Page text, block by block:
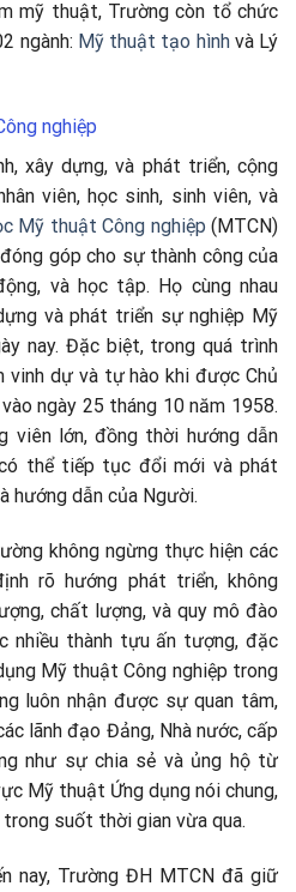
mỹ thuật, Trường còn tổ chức
ngành: Mỹ thuật tạo hìnhvà Lý
nghiệp
xây dựng, và phát triển, cộng
viên, học sinh, sinh viên, và
Mỹ thuật Công nghiệp (MTCN)
góp cho sự thành công của
và học tập. Họ cùng nhau
và phát triển sự nghiệp Mỹ
nay. Đặc biệt, trong quá trình
vinh dự và tự hào khi được Chủ
ngày 25 tháng 10 năm 1958.
viên lớn, đồng thời hướng dẫn
thể tiếp tục đổi mới và phát
hướng dẫn của Người.
không ngừng thực hiện các
rõ hướng phát triển, không
chất lượng, và quy mô đào
nhiều thành tựu ấn tượng, đặc
Mỹ thuật Công nghiệp trong
luôn nhận được sự quan tâm,
lãnh đạo Đảng, Nhà nước, cấp
như sự chia sẻ và ủng hộ từ
Mỹ thuật Ứng dụng nói chung,
suốt thời gian vừa qua.
nay, Trường ĐH MTCN đã giữ